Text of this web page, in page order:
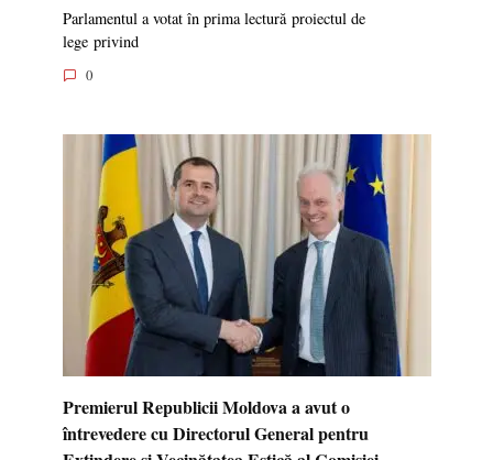
Parlamentul a votat în prima lectură proiectul de
lege privind
0
Premierul Republicii Moldova a avut o
întrevedere cu Directorul General pentru